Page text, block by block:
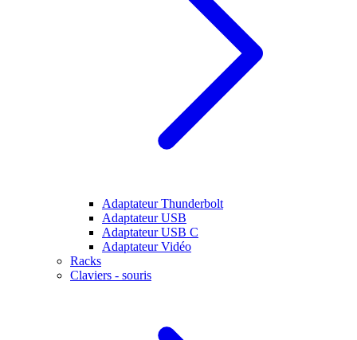
Adaptateur Thunderbolt
Adaptateur USB
Adaptateur USB C
Adaptateur Vidéo
Racks
Claviers - souris